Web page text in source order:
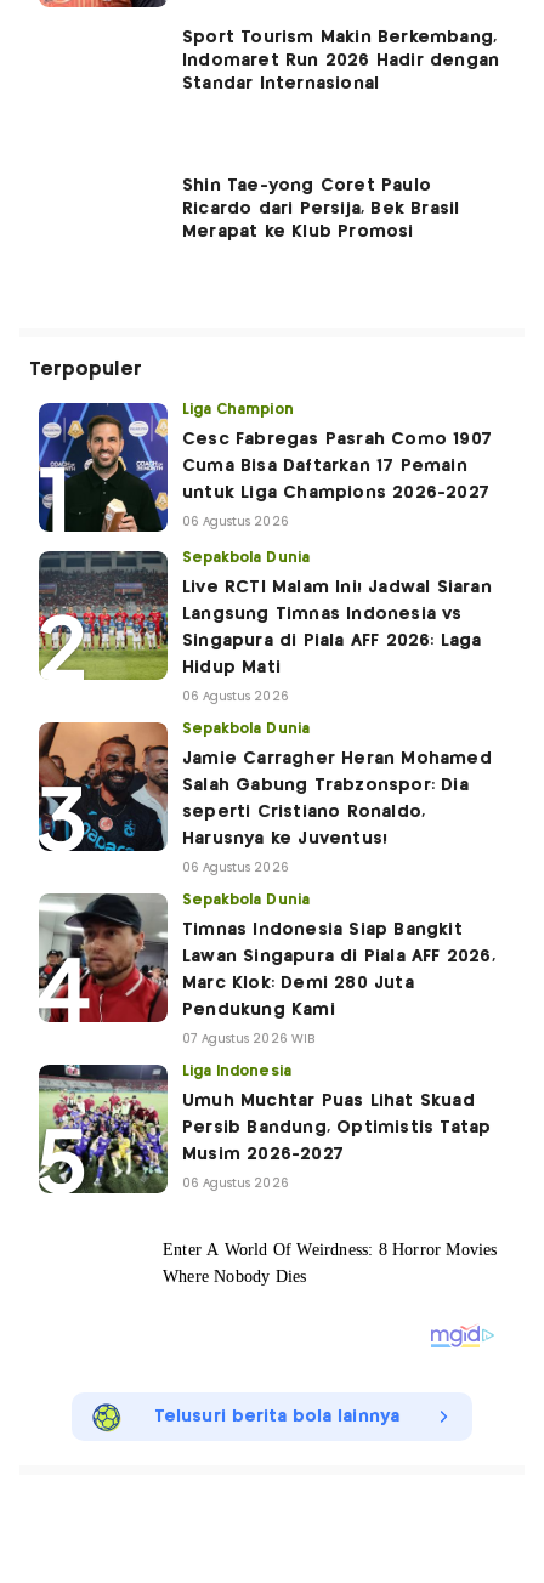
Sport Tourism Makin Berkembang,
Indomaret Run 2026 Hadir dengan
Standar Internasional
Shin Tae-yong Coret Paulo
Ricardo dari Persija, Bek Brasil
Merapat ke Klub Promosi
Terpopuler
Liga Champion
Cesc Fabregas Pasrah Como 1907
Cuma Bisa Daftarkan 17 Pemain
untuk Liga Champions 2026-2027
06 Agustus 2026
Sepakbola Dunia
Live RCTI Malam Ini! Jadwal Siaran
Langsung Timnas Indonesia vs
Singapura di Piala AFF 2026: Laga
Hidup Mati
06 Agustus 2026
Sepakbola Dunia
Jamie Carragher Heran Mohamed
Salah Gabung Trabzonspor: Dia
seperti Cristiano Ronaldo,
Harusnya ke Juventus!
06 Agustus 2026
Sepakbola Dunia
Timnas Indonesia Siap Bangkit
Lawan Singapura di Piala AFF 2026,
Marc Klok: Demi 280 Juta
Pendukung Kami
07 Agustus 2026 WIB
Liga Indonesia
Umuh Muchtar Puas Lihat Skuad
Persib Bandung, Optimistis Tatap
Musim 2026-2027
06 Agustus 2026
Telusuri berita bola lainnya